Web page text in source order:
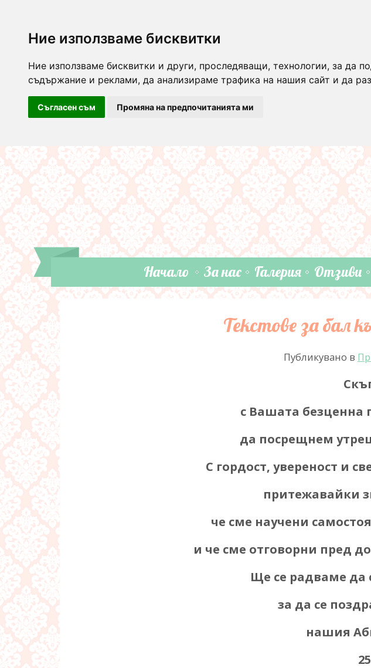
Ние използваме бисквитки
Ние използваме бисквитки и други, проследяващи, технологии, за да
съдържание и реклами, да анализираме трафика на нашия сайт и да
Съгласен съм Промяна на предпочитанията ми
Начало За нас Галерия Отзиви
Текстове за бал
Публикувано в
с Вашата безценна
да посрещнем
С гордост, увереност и
притежавайки
че сме научени
и че сме отговорни пред
Ще се радваме да
за да се
нашия